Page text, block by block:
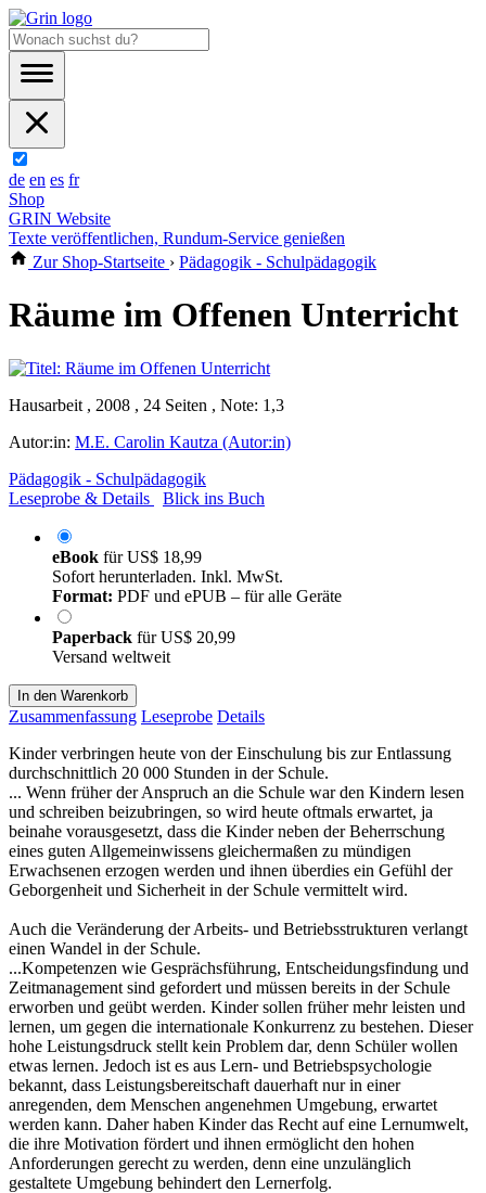
de en es fr
Shop
GRIN Website
Texte veröffentlichen, Rundum-Service genießen
Zur Shop-Startseite › Pädagogik - Schulpädagogik
Räume im Offenen Unterricht
Hausarbeit , 2008 , 24 Seiten , Note: 1,3
Autor:in: M.E. Carolin Kautza (Autor:in)
Pädagogik - Schulpädagogik
Leseprobe & Details
Blick ins Buch
eBook fürUS$ 18,99
Sofort herunterladen. Inkl. MwSt.
Format: PDF und ePUB – für alle Geräte
Paperback fürUS$ 20,99
Versand weltweit
In den Warenkorb
Zusammenfassung Leseprobe Details
Kinder verbringen heute von der Einschulung bis zur Entlassung
durchschnittlich 20 000 Stunden in der Schule.
... Wenn früher der Anspruch an die Schule war den Kindern lesen
und schreiben beizubringen, so wird heute oftmals erwartet, ja
beinahe vorausgesetzt, dass die Kinder neben der Beherrschung
eines guten Allgemeinwissens gleichermaßen zu mündigen
Erwachsenen erzogen werden und ihnen überdies ein Gefühl der
Geborgenheit und Sicherheit in der Schule vermittelt wird.
Auch die Veränderung der Arbeits- und Betriebsstrukturen verlangt
einen Wandel in der Schule.
...Kompetenzen wie Gesprächsführung, Entscheidungsfindung und
Zeitmanagement sind gefordert und müssen bereits in der Schule
erworben und geübt werden. Kinder sollen früher mehr leisten und
lernen, um gegen die internationale Konkurrenz zu bestehen. Dieser
hohe Leistungsdruck stellt kein Problem dar, denn Schüler wollen
etwas lernen. Jedoch ist es aus Lern- und Betriebspsychologie
bekannt, dass Leistungsbereitschaft dauerhaft nur in einer
anregenden, dem Menschen angenehmen Umgebung, erwartet
werden kann. Daher haben Kinder das Recht auf eine Lernumwelt,
die ihre Motivation fördert und ihnen ermöglicht den hohen
Anforderungen gerecht zu werden, denn eine unzulänglich
gestaltete Umgebung behindert den Lernerfolg.